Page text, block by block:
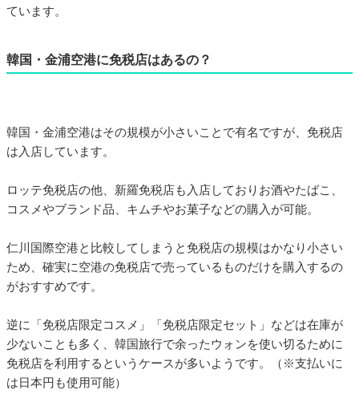
ています。
韓国・金浦空港に免税店はあるの？
韓国・金浦空港はその規模が小さいことで有名ですが、免税店
は入店しています。
ロッテ免税店の他、新羅免税店も入店しておりお酒やたばこ、
コスメやブランド品、キムチやお菓子などの購入が可能。
仁川国際空港と比較してしまうと免税店の規模はかなり小さい
ため、確実に空港の免税店で売っているものだけを購入するの
がおすすめです。
逆に「免税店限定コスメ」「免税店限定セット」などは在庫が
少ないことも多く、韓国旅行で余ったウォンを使い切るために
免税店を利用するというケースが多いようです。（※支払いに
は日本円も使用可能）